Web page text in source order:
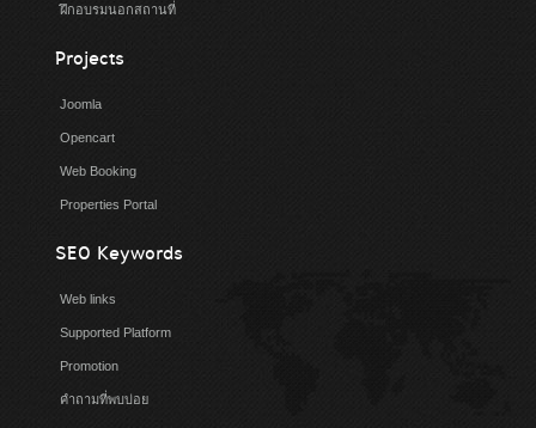
ฝึกอบรมนอกสถานที่
Projects
Joomla
Opencart
Web Booking
Properties Portal
SEO Keywords
Web links
Supported Platform
Promotion
คำถามที่พบบ่อย